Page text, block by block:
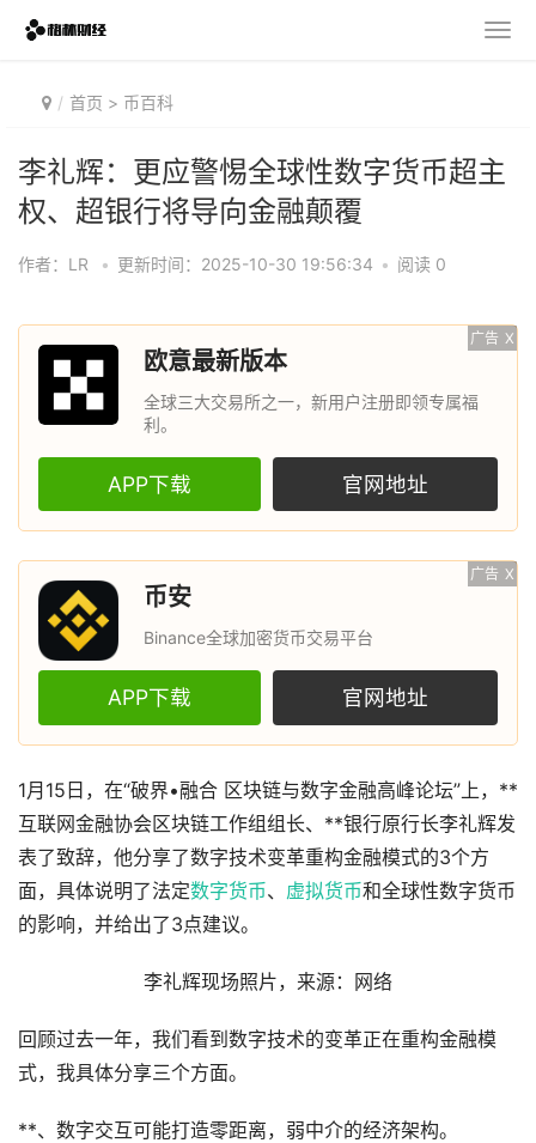
首页 > 币百科
李礼辉：更应警惕全球性数字货币超主
权、超银行将导向金融颠覆
作者：LR • 更新时间：2025-10-30 19:56:34 • 阅读 0
广告 X
欧意最新版本
全球三大交易所之一，新用户注册即领专属福
利。
APP下载 官网地址
广告 X
币安
Binance全球加密货币交易平台
APP下载 官网地址
1月15日，在“破界•融合 区块链与数字金融高峰论坛”上，**
互联网金融协会区块链工作组组长、**银行原行长李礼辉发
表了致辞，他分享了数字技术变革重构金融模式的3个方
面，具体说明了法定数字货币、 虚拟货币和全球性数字货币
的影响，并给出了3点建议。
李礼辉现场照片，来源：网络
回顾过去一年，我们看到数字技术的变革正在重构金融模
式，我具体分享三个方面。
**、数字交互可能打造零距离，弱中介的经济架构。